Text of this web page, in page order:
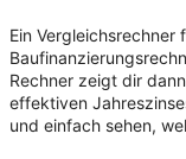
Ein Vergleichsrechner
Rechner zeigt dir
effektiven
und einfach sehen,